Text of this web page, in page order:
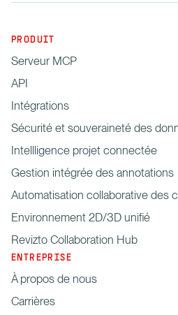
PRODUIT
Serveur MCP
API
Intégrations
Sécurité et souveraineté des
Intellligence projet connectée
Gestion intégrée des annotations
Automatisation collaborative des
Environnement 2D/3D unifié
Revizto Collaboration Hub
ENTREPRISE
À propos de nous
Carrières